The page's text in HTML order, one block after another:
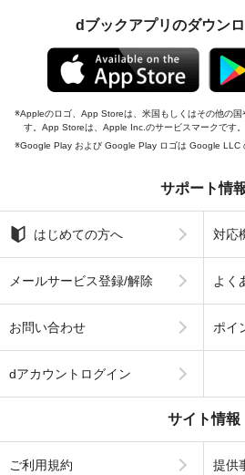
dブックアプリのダウン
Appleのロゴ、App Storeは、米国もしくはその他の
す。App Storeは、Apple Inc.のサービスマークです。
Google Play および Google Play ロゴは Google LLC
サポート情
はじめての方へ 対応
メールサービス登録/解除 よく
お問い合わせ ポイ
dアカウントログイン
サイト情報
ご利用規約 提供